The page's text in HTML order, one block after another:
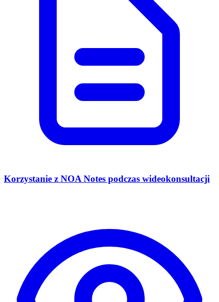
Korzystanie z NOA Notes podczas wideokonsultacji